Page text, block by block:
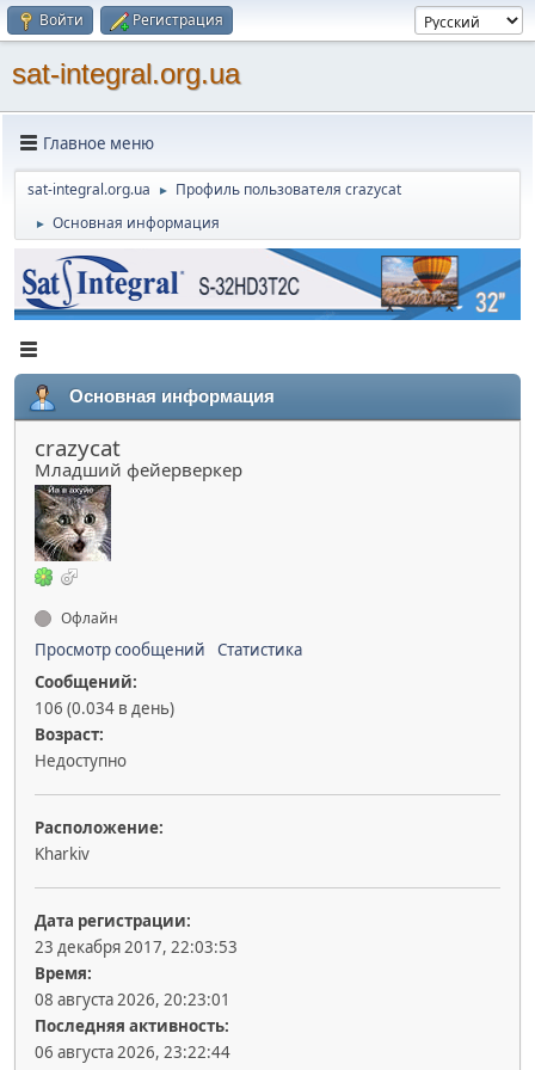
Войти Регистрация
sat-integral.org.ua
Главное меню
sat-integral.org.ua ► Профиль пользователя crazycat
► Основная информация
Основная информация
crazycat
Младший фейерверкер
Офлайн
Просмотр сообщений
Статистика
Сообщений:
106 (0.034 в день)
Возраст:
Недоступно
Расположение:
Kharkiv
Дата регистрации:
23 декабря 2017, 22:03:53
Время:
08 августа 2026, 20:23:01
Последняя активность:
06 августа 2026, 23:22:44